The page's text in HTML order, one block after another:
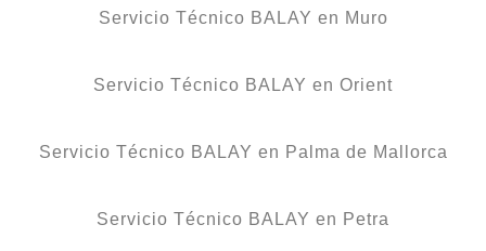
Servicio Técnico BALAY en Muro
Servicio Técnico BALAY en Orient
Servicio Técnico BALAY en Palma de Mallorca
Servicio Técnico BALAY en Petra